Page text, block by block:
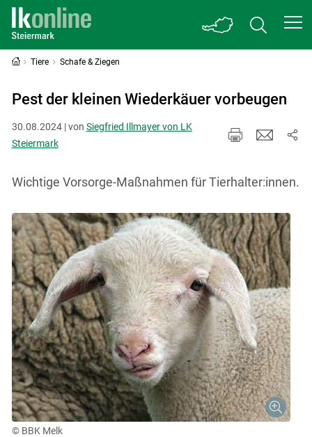
Tiere Schafe & Ziegen
Pest der kleinen Wiederkäuer vorbeugen
30.08.2024 | von Siegfried Illmayer von LK
Steiermark
Wichtige Vorsorge-Maßnahmen für Tierhalter:innen.
© BBK Melk